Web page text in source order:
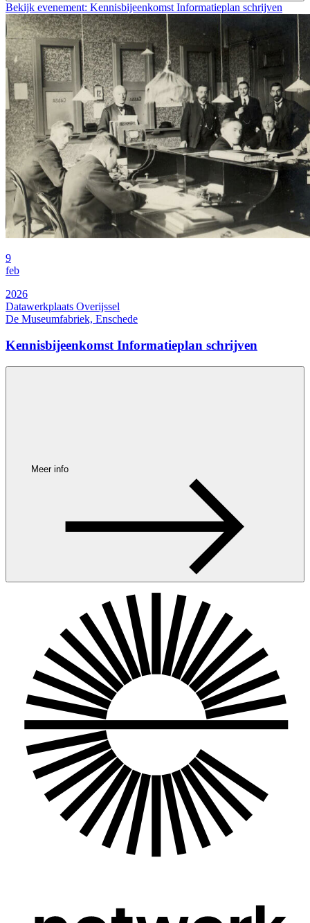
Bekijk evenement: Kennisbijeenkomst Informatieplan schrijven
9
feb
2026
Datawerkplaats Overijssel
De Museumfabriek, Enschede
Kennisbijeenkomst Informatieplan schrijven
Meer info